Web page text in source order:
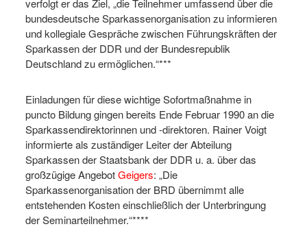
verfolgt er das Ziel, „die Teilnehmer umfassend über die
bundesdeutsche Sparkassenorganisation zu informieren
und kollegiale Gespräche zwischen Führungskräften der
Sparkassen der DDR und der Bundesrepublik
Deutschland zu ermöglichen.“***
Einladungen für diese wichtige Sofortmaßnahme in
puncto Bildung gingen bereits Ende Februar 1990 an die
Sparkassendirektorinnen und -direktoren. Rainer Voigt
informierte als zuständiger Leiter der Abteilung
Sparkassen der Staatsbank der DDR u. a. über das
großzügige AngebotGeigers: „Die
Sparkassenorganisation der BRD übernimmt alle
entstehenden Kosten einschließlich der Unterbringung
der Seminarteilnehmer.“****